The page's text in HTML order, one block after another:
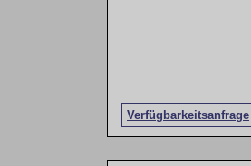
Verfügbarkeitsanfrage